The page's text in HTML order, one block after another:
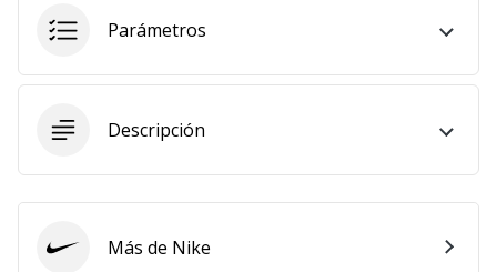
Parámetros
Descripción
Nike Más de Nike